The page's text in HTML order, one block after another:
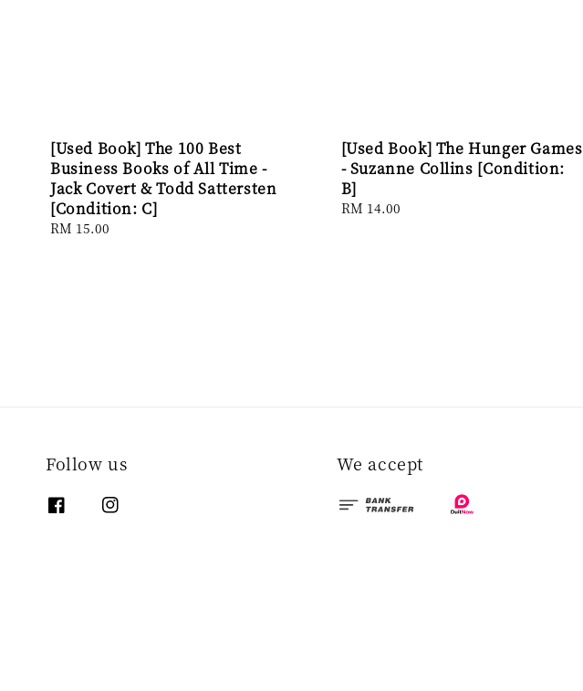
[Used Book] The 100 Best
Business Books of All Time -
Jack Covert & Todd Sattersten
[Condition: C]
Regular
RM 15.00
[Used Book] The Hunger Games
- Suzanne Collins [Condition:
B]
Regular
RM 14.00
Follow us We accept